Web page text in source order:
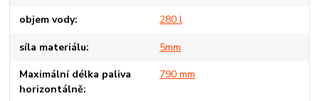
objem vody 280 l
síla materiálu 5mm
Maximální délka paliva
horizontálně
790 mm